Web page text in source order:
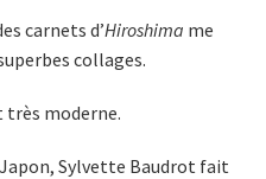
carnets d’Hiroshima me
collages.
très moderne.
Sylvette Baudrot fait